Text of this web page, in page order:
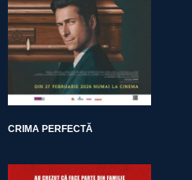
CRIMA PERFECTĂ